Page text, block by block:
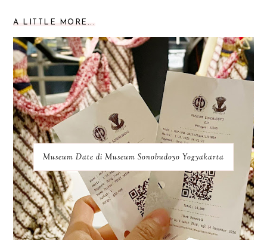
A LITTLE MORE...
Museum Date di Museum Sonobudoyo Yogyakarta